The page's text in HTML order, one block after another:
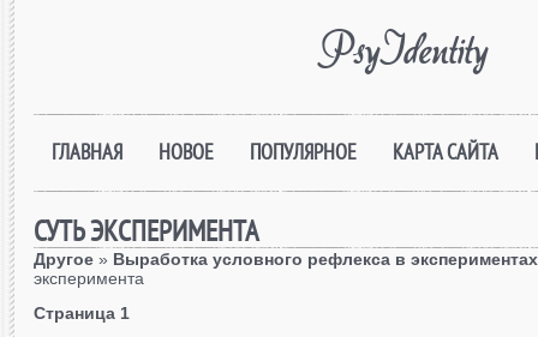
PsyIdentity
ГЛАВНАЯ НОВОЕ ПОПУЛЯРНОЕ КАРТА САЙТА
СУТЬ ЭКСПЕРИМЕНТА
Другое » Выработка условного рефлекса в
эксперимента
Страница 1